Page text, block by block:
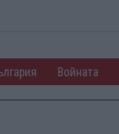
Войната